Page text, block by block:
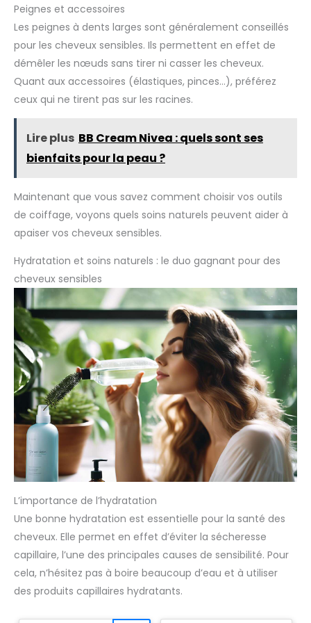
de sport ou une valise. Que ce soit pour des vacances, un
événement ou un voyage d'affaires, elles vous permettent
de rafraîchir votre coiffure à tout moment. Utilisation
Ensemble complet : Comprend 5 brosses à cheveux
différentes — une brosse à friser, une brosse plate, une
brosse côtelée, une brosse ballon et une brosse plate — pour
s'adapter à tous les types de cheveux. Grâce à cette variété
de modèles, vous trouverez la brosse idéale pour coiffer,
démêler ou finaliser votre coiffure.: Parfaites pour le
brossage quotidien, la coupe des pointes, la séparation des
bouclés ou épais. Un accessoire pratique à la maison, au
salon de coiffure et en voyage. Ensemble complet :
Comprend 5 brosses à cheveux différentes — une brosse à
friser, une brosse plate, une brosse côtelée, une brosse
trouverez la brosse idéale pour coiffer, démêler ou finaliser
votre coiffure.
Peignes et accessoires
Les peignes à dents larges sont généralement conseillés
pour les cheveux sensibles. Ils permettent en effet de
démêler les nœuds sans tirer ni casser les cheveux.
Quant aux accessoires (élastiques, pinces…), préférez
ceux qui ne tirent pas sur les racines.
Lire plus BB Cream Nivea : quels sont ses
bienfaits pour la peau ?
Maintenant que vous savez comment choisir vos outils
de coiffage, voyons quels soins naturels peuvent aider à
apaiser vos cheveux sensibles.
Hydratation et soins naturels : le duo gagnant pour des
cheveux sensibles
L’importance de l’hydratation
Une bonne hydratation est essentielle pour la santé des
cheveux. Elle permet en effet d’éviter la sécheresse
capillaire, l’une des principales causes de sensibilité. Pour
cela, n’hésitez pas à boire beaucoup d’eau et à utiliser
des produits capillaires hydratants.